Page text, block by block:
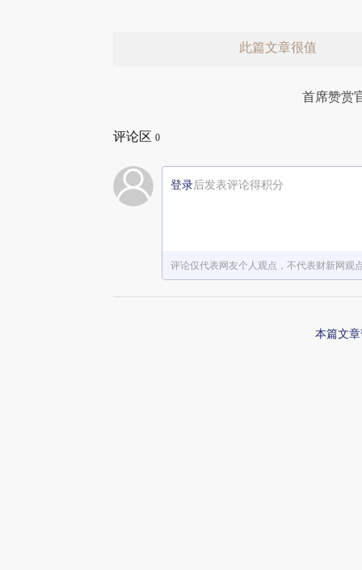
此篇文章很值
首席赞赏
评论区 0
登录后发表评论得积分
评论仅代表网友个人观点，不代表财新网观
本篇文